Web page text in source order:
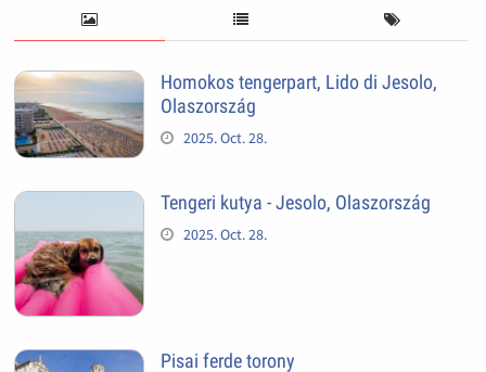
Homokos tengerpart, Lido di Jesolo,
Olaszország
2025. Oct. 28.
Tengeri kutya - Jesolo, Olaszország
2025. Oct. 28.
Pisai ferde torony